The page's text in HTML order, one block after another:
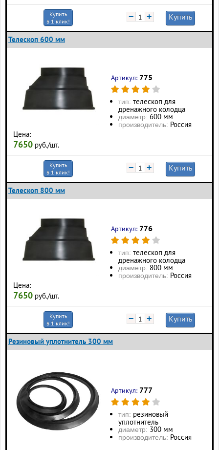
Купить
в 1 клик!
− + Купить
Телескоп 600 мм
Цена:
7650 руб./шт.
Артикул: 775
тип: телескоп для
дренажного колодца
диаметр: 600 мм
производитель: Россия
Купить
в 1 клик!
− + Купить
Телескоп 800 мм
Цена:
7650 руб./шт.
Артикул: 776
тип: телескоп для
дренажного колодца
диаметр: 800 мм
производитель: Россия
Купить
в 1 клик!
− + Купить
Резиновый уплотнитель 300 мм
Артикул: 777
тип: резиновый
уплотнитель
диаметр: 300 мм
производитель: Россия